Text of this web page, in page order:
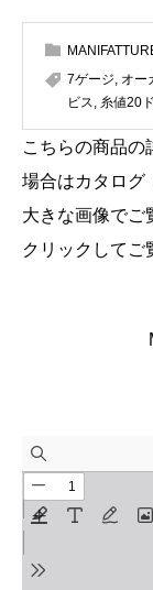
7ゲージ, オー
ビス, 糸値20
こちらの商品の
場合はカタログ
大きな画像でご
クリックしてご